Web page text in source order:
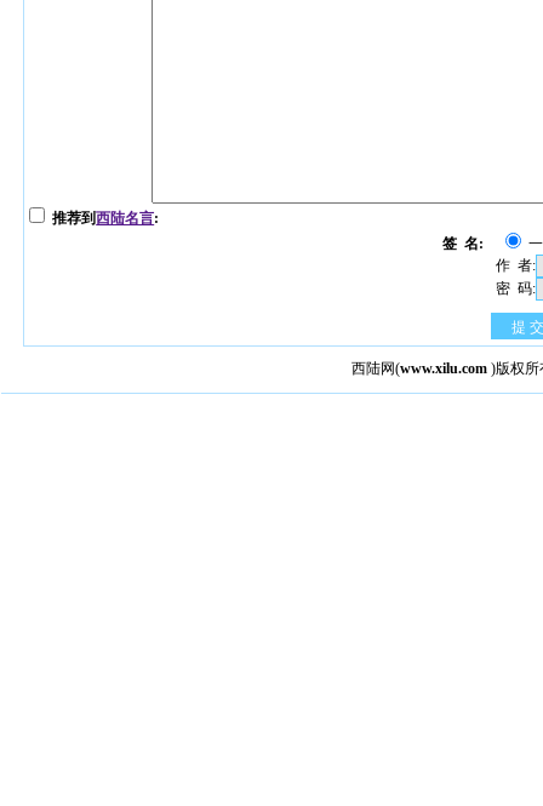
推荐到西陆名言:
签 名:
作 者:
密 码:
提 交
西陆网(www.xilu.com )版权